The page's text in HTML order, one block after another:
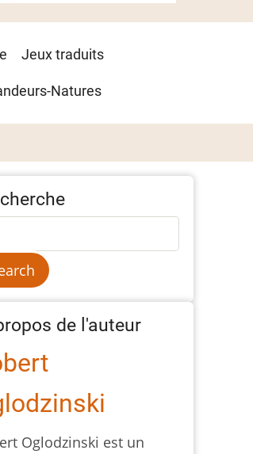
Jeux traduits
Natures
de l'auteur
Oglodzinski est un